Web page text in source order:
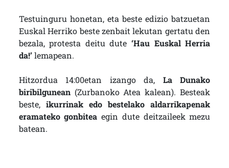
Testuinguru honetan, eta beste edizio batzuetan
Euskal Herriko beste zenbait lekutan gertatu den
bezala, protesta deitu dute‘Hau Euskal Herria
da!’ lemapean.
Hitzordua 14:00etan izango da, La Dunako
biribilgunean(Zurbanoko Atea kalean). Besteak
beste,ikurrinak edo bestelako aldarrikapenak
eramateko gonbitea egin dute deitzaileek mezu
batean.